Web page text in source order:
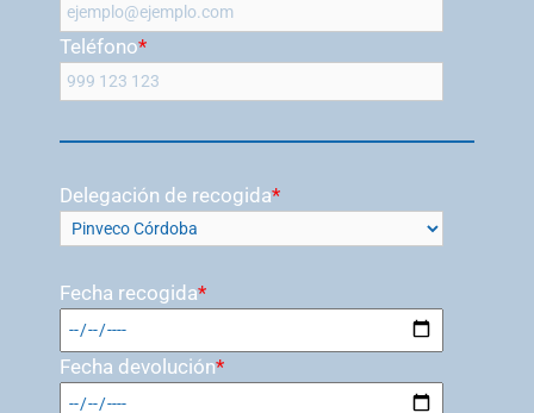
Teléfono*
Delegación de recogida*
Fecha recogida*
Fecha devolución*